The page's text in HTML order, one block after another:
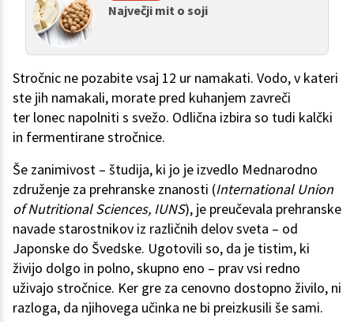
Največji mit o soji
Stročnic ne pozabite vsaj 12 ur namakati. Vodo, v kateri
ste jih namakali, morate pred kuhanjem zavreči
ter lonec napolniti s svežo. Odlična izbira so tudi kalčki
in fermentirane stročnice.
Še zanimivost – študija, ki jo je izvedlo Mednarodno
združenje za prehranske znanosti (International Union
of Nutritional Sciences, IUNS), je preučevala prehranske
navade starostnikov iz različnih delov sveta – od
Japonske do Švedske. Ugotovili so, da je tistim, ki
živijo dolgo in polno, skupno eno – prav vsi redno
uživajo stročnice. Ker gre za cenovno dostopno živilo, ni
razloga, da njihovega učinka ne bi preizkusili še sami.